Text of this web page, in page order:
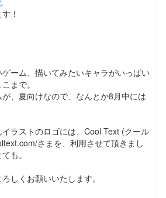
！
ゲーム、描いてみたいキャラがいっぱい
まで。
、夏向けなので、なんとか8月中には
イラストのロゴには、Cool Text (クール
さまを、利用させて頂きまし
も。
しくお願いいたします。